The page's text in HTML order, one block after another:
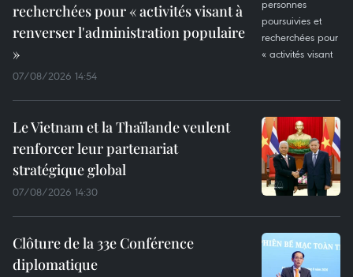
recherchées pour « activités visant à
renverser l'administration populaire
»
07/08/2026 14:54
Le Vietnam et la Thaïlande veulent
renforcer leur partenariat
stratégique global
07/08/2026 14:30
Clôture de la 33e Conférence
diplomatique